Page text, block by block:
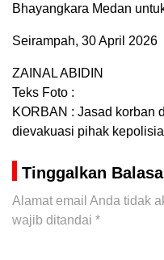
Bhayangkara Medan
Seirampah, 30 April 2026
ZAINAL ABIDIN
Teks Foto :
KORBAN : Jasad korban
dievakuasi pihak
Tinggalkan
Alamat email Anda tidak
wajib ditandai *